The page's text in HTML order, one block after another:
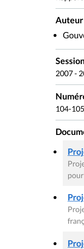
Auteur
2007 -
104-